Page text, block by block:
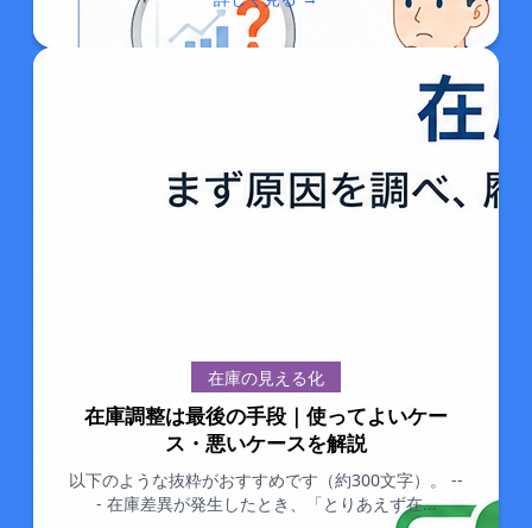
在庫の見える化
在庫調整は最後の手段｜使ってよいケー
ス・悪いケースを解説
以下のような抜粋がおすすめです（約300文字）。 --
- 在庫差異が発生したとき、「とりあえず在...